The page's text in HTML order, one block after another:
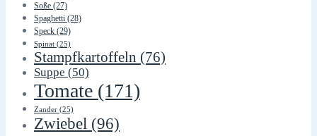
Soße (27)
Spaghetti (28)
Speck (29)
Spinat (25)
Stampfkartoffeln (76)
Suppe (50)
Tomate (171)
Zander (25)
Zwiebel (96)